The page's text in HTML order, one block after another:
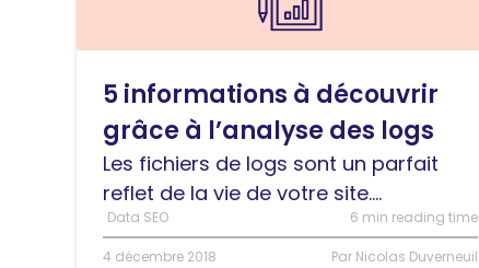
découvrir
grâce
l’analyse
des
logs
5 informations à découvrir
grâce à l’analyse des logs
Les fichiers de logs sont un parfait
reflet de la vie de votre site....
Data SEO 6 min reading time
4 décembre 2018 Par Nicolas Duverneuil